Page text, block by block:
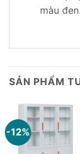
màu đen.
SẢN PHẨM
-12%